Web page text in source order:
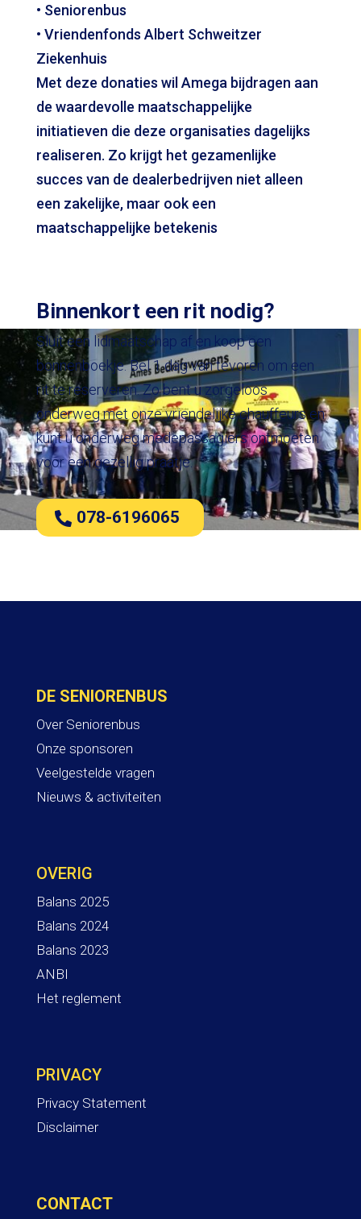
• Seniorenbus
• Vriendenfonds Albert Schweitzer
Ziekenhuis
Met deze donaties wil Amega bijdragen aan
de waardevolle maatschappelijke
initiatieven die deze organisaties dagelijks
realiseren. Zo krijgt het gezamenlijke
succes van de dealerbedrijven niet alleen
een zakelijke, maar ook een
maatschappelijke betekenis
Binnenkort een rit nodig?
Sluit een lidmaatschap af en koop een
bonnenboekje. Bel 1 dag van tevoren om een
rit te reserveren. Zo bent u zorgeloos
onderweg met onze vriendelijke chauffeurs en
kunt u onderweg medepassagiers ontmoeten
voor een gezellig praatje.
078-6196065
DE SENIORENBUS
Over Seniorenbus
Onze sponsoren
Veelgestelde vragen
Nieuws & activiteiten
OVERIG
Balans 2025
Balans 2024
Balans 2023
ANBI
Het reglement
PRIVACY
Privacy Statement
Disclaimer
CONTACT